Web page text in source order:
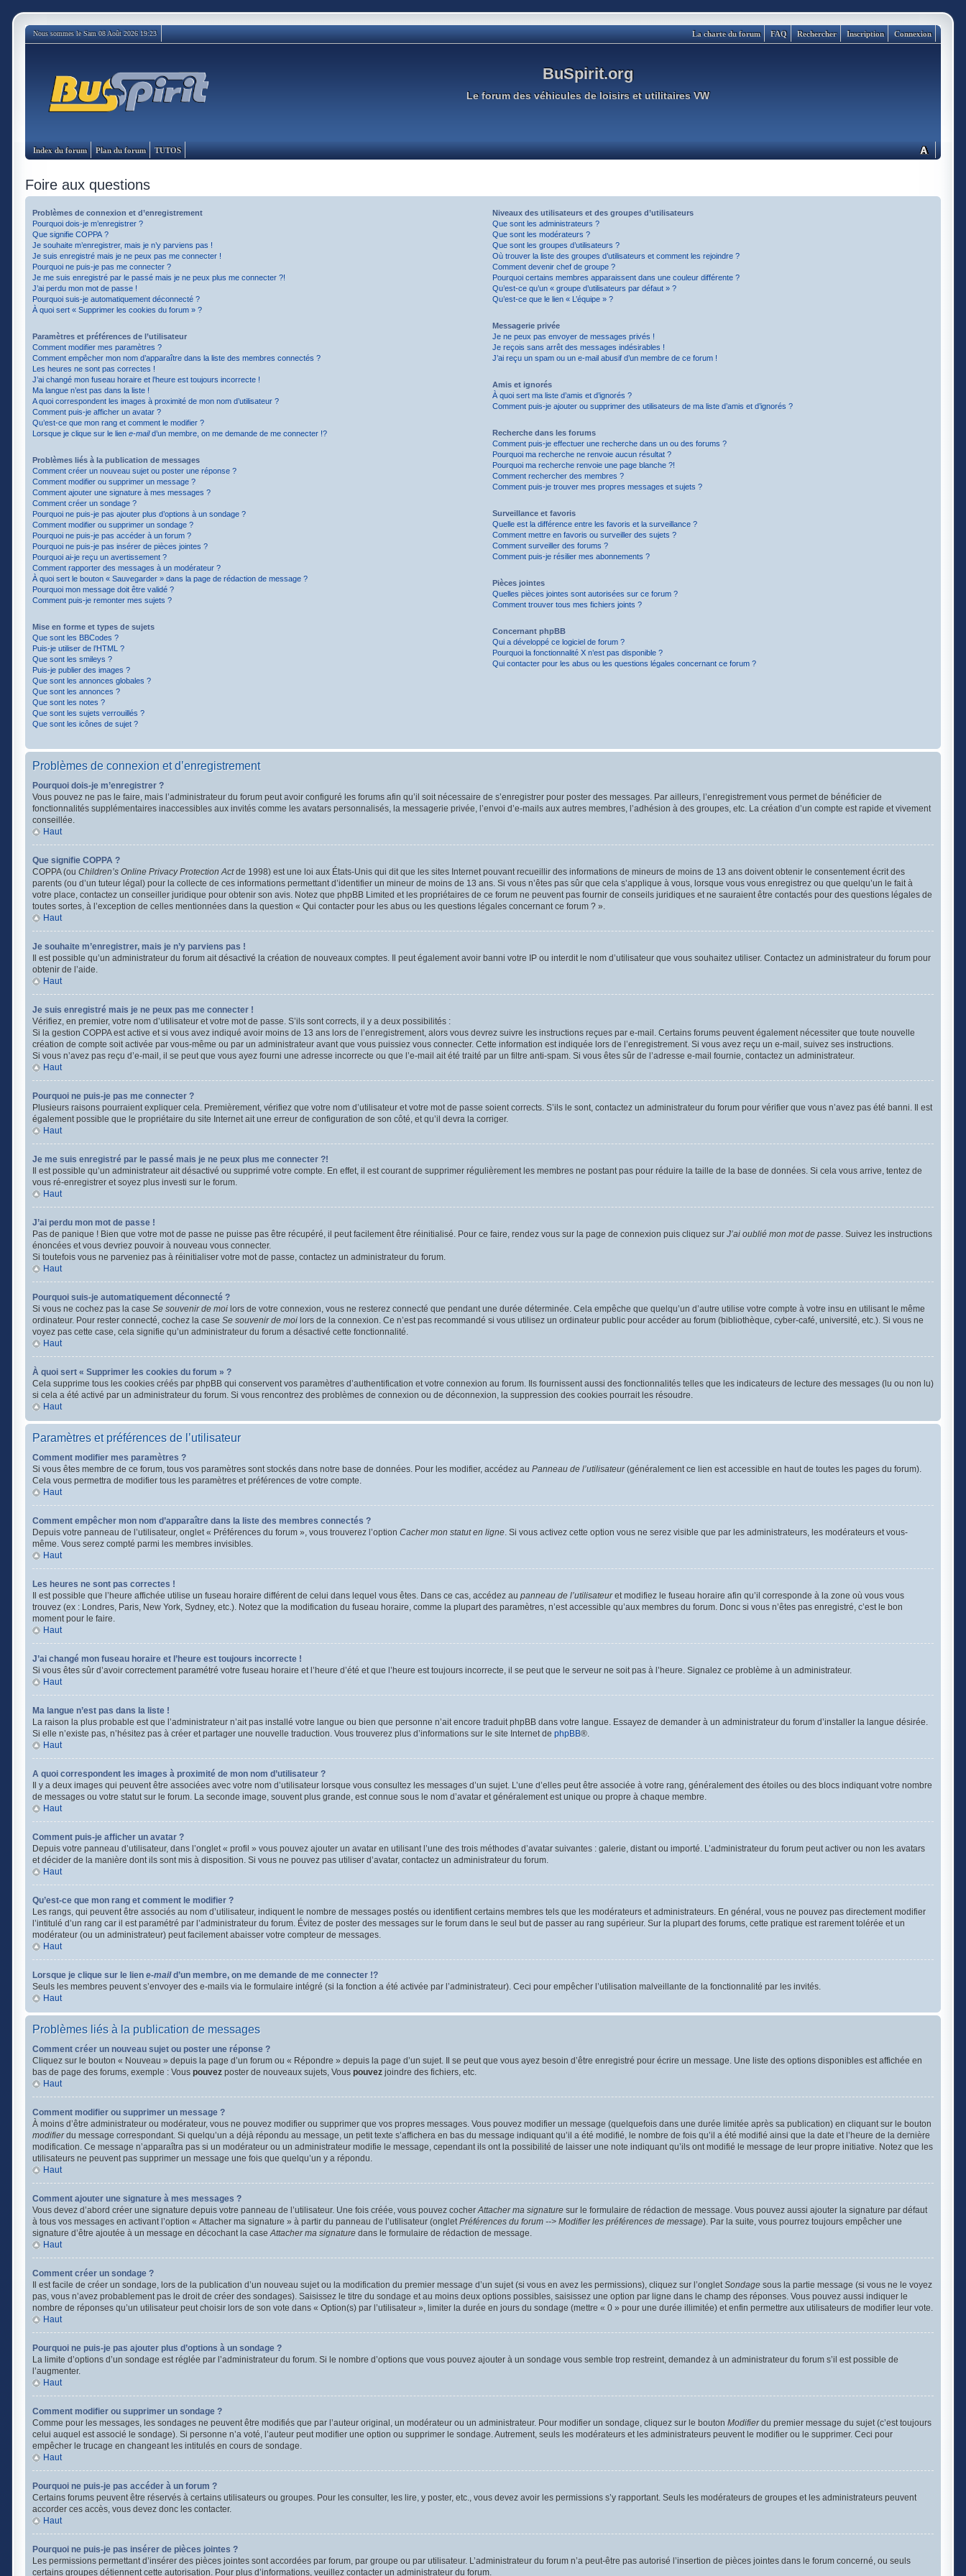
Nous sommes le Sam 08 Août 2026 19:23 Connexion
Inscription
Rechercher
FAQ
La charte du forum
BuSpirit.org
Le forum des véhicules de loisirs et utilitaires VW
Index du forum Plan du forum TUTOS
Foire aux questions
Problèmes de connexion et d’enregistrement
Pourquoi dois-je m’enregistrer ?
Que signifie COPPA ?
Je souhaite m’enregistrer, mais je n’y parviens pas !
Je suis enregistré mais je ne peux pas me connecter !
Pourquoi ne puis-je pas me connecter ?
Je me suis enregistré par le passé mais je ne peux plus me connecter ?!
J’ai perdu mon mot de passe !
Pourquoi suis-je automatiquement déconnecté ?
À quoi sert « Supprimer les cookies du forum » ?
Paramètres et préférences de l’utilisateur
Comment modifier mes paramètres ?
Comment empêcher mon nom d’apparaître dans la liste des membres connectés ?
Les heures ne sont pas correctes !
J’ai changé mon fuseau horaire et l’heure est toujours incorrecte !
Ma langue n’est pas dans la liste !
A quoi correspondent les images à proximité de mon nom d’utilisateur ?
Comment puis-je afficher un avatar ?
Qu’est-ce que mon rang et comment le modifier ?
Lorsque je clique sur le lien e-maild’un membre, on me demande de me connecter !?
Problèmes liés à la publication de messages
Comment créer un nouveau sujet ou poster une réponse ?
Comment modifier ou supprimer un message ?
Comment ajouter une signature à mes messages ?
Comment créer un sondage ?
Pourquoi ne puis-je pas ajouter plus d’options à un sondage ?
Comment modifier ou supprimer un sondage ?
Pourquoi ne puis-je pas accéder à un forum ?
Pourquoi ne puis-je pas insérer de pièces jointes ?
Pourquoi ai-je reçu un avertissement ?
Comment rapporter des messages à un modérateur ?
À quoi sert le bouton « Sauvegarder » dans la page de rédaction de message ?
Pourquoi mon message doit être validé ?
Comment puis-je remonter mes sujets ?
Mise en forme et types de sujets
Que sont les BBCodes ?
Puis-je utiliser de l’HTML ?
Que sont les smileys ?
Puis-je publier des images ?
Que sont les annonces globales ?
Que sont les annonces ?
Que sont les notes ?
Que sont les sujets verrouillés ?
Que sont les icônes de sujet ?
Niveaux des utilisateurs et des groupes d’utilisateurs
Que sont les administrateurs ?
Que sont les modérateurs ?
Que sont les groupes d’utilisateurs ?
Où trouver la liste des groupes d’utilisateurs et comment les rejoindre ?
Comment devenir chef de groupe ?
Pourquoi certains membres apparaissent dans une couleur différente ?
Qu’est-ce qu’un « groupe d’utilisateurs par défaut » ?
Qu’est-ce que le lien « L’équipe » ?
Messagerie privée
Je ne peux pas envoyer de messages privés !
Je reçois sans arrêt des messages indésirables !
J’ai reçu un spam ou un e-mail abusif d’un membre de ce forum !
Amis et ignorés
À quoi sert ma liste d’amis et d’ignorés ?
Comment puis-je ajouter ou supprimer des utilisateurs de ma liste d’amis et d’ignorés ?
Recherche dans les forums
Comment puis-je effectuer une recherche dans un ou des forums ?
Pourquoi ma recherche ne renvoie aucun résultat ?
Pourquoi ma recherche renvoie une page blanche ?!
Comment rechercher des membres ?
Comment puis-je trouver mes propres messages et sujets ?
Surveillance et favoris
Quelle est la différence entre les favoris et la surveillance ?
Comment mettre en favoris ou surveiller des sujets ?
Comment surveiller des forums ?
Comment puis-je résilier mes abonnements ?
Pièces jointes
Quelles pièces jointes sont autorisées sur ce forum ?
Comment trouver tous mes fichiers joints ?
Concernant phpBB
Qui a développé ce logiciel de forum ?
Pourquoi la fonctionnalité X n’est pas disponible ?
Qui contacter pour les abus ou les questions légales concernant ce forum ?
Problèmes de connexion et d’enregistrement
Pourquoi dois-je m’enregistrer ?
Vous pouvez ne pas le faire, mais l’administrateur du forum peut avoir configuré les forums afin qu’il soit nécessaire de s’enregistrer pour poster des messages. Par ailleurs, l’enregistrement vous permet de bénéficier de
fonctionnalités supplémentaires inaccessibles aux invités comme les avatars personnalisés, la messagerie privée, l’envoi d’e-mails aux autres membres, l’adhésion à des groupes, etc. La création d’un compte est rapide et vivement
conseillée.
Haut
Que signifie COPPA ?
COPPA (ou Children’s Online Privacy Protection Actde 1998) est une loi aux États-Unis qui dit que les sites Internet pouvant recueillir des informations de mineurs de moins de 13 ans doivent obtenir le consentement écrit des
parents (ou d’un tuteur légal) pour la collecte de ces informations permettant d’identifier un mineur de moins de 13 ans. Si vous n’êtes pas sûr que cela s’applique à vous, lorsque vous vous enregistrez ou que quelqu’un le fait à
votre place, contactez un conseiller juridique pour obtenir son avis. Notez que phpBB Limited et les propriétaires de ce forum ne peuvent pas fournir de conseils juridiques et ne sauraient être contactés pour des questions légales de
toutes sortes, à l’exception de celles mentionnées dans la question « Qui contacter pour les abus ou les questions légales concernant ce forum ? ».
Haut
Je souhaite m’enregistrer, mais je n’y parviens pas !
Il est possible qu’un administrateur du forum ait désactivé la création de nouveaux comptes. Il peut également avoir banni votre IP ou interdit le nom d’utilisateur que vous souhaitez utiliser. Contactez un administrateur du forum pour
obtenir de l’aide.
Haut
Je suis enregistré mais je ne peux pas me connecter !
Vérifiez, en premier, votre nom d’utilisateur et votre mot de passe. S’ils sont corrects, il y a deux possibilités :
Si la gestion COPPA est active et si vous avez indiqué avoir moins de 13 ans lors de l’enregistrement, alors vous devrez suivre les instructions reçues par e-mail. Certains forums peuvent également nécessiter que toute nouvelle
création de compte soit activée par vous-même ou par un administrateur avant que vous puissiez vous connecter. Cette information est indiquée lors de l’enregistrement. Si vous avez reçu un e-mail, suivez ses instructions.
Si vous n’avez pas reçu d’e-mail, il se peut que vous ayez fourni une adresse incorrecte ou que l’e-mail ait été traité par un filtre anti-spam. Si vous êtes sûr de l’adresse e-mail fournie, contactez un administrateur.
Haut
Pourquoi ne puis-je pas me connecter ?
Plusieurs raisons pourraient expliquer cela. Premièrement, vérifiez que votre nom d’utilisateur et votre mot de passe soient corrects. S’ils le sont, contactez un administrateur du forum pour vérifier que vous n’avez pas été banni. Il est
également possible que le propriétaire du site Internet ait une erreur de configuration de son côté, et qu’il devra la corriger.
Haut
Je me suis enregistré par le passé mais je ne peux plus me connecter ?!
Il est possible qu’un administrateur ait désactivé ou supprimé votre compte. En effet, il est courant de supprimer régulièrement les membres ne postant pas pour réduire la taille de la base de données. Si cela vous arrive, tentez de
vous ré-enregistrer et soyez plus investi sur le forum.
Haut
J’ai perdu mon mot de passe !
Pas de panique ! Bien que votre mot de passe ne puisse pas être récupéré, il peut facilement être réinitialisé. Pour ce faire, rendez vous sur la page de connexion puis cliquez sur J’ai oublié mon mot de passe. Suivez les instructions
énoncées et vous devriez pouvoir à nouveau vous connecter.
Si toutefois vous ne parveniez pas à réinitialiser votre mot de passe, contactez un administrateur du forum.
Haut
Pourquoi suis-je automatiquement déconnecté ?
Si vous ne cochez pas la case Se souvenir de moi lors de votre connexion, vous ne resterez connecté que pendant une durée déterminée. Cela empêche que quelqu’un d’autre utilise votre compte à votre insu en utilisant le même
ordinateur. Pour rester connecté, cochez la case Se souvenir de moi lors de la connexion. Ce n’est pas recommandé si vous utilisez un ordinateur public pour accéder au forum (bibliothèque, cyber-café, université, etc.). Si vous ne
voyez pas cette case, cela signifie qu’un administrateur du forum a désactivé cette fonctionnalité.
Haut
À quoi sert « Supprimer les cookies du forum » ?
Cela supprime tous les cookies créés par phpBB qui conservent vos paramètres d’authentification et votre connexion au forum. Ils fournissent aussi des fonctionnalités telles que les indicateurs de lecture des messages (lu ou non lu)
si cela a été activé par un administrateur du forum. Si vous rencontrez des problèmes de connexion ou de déconnexion, la suppression des cookies pourrait les résoudre.
Haut
Paramètres et préférences de l’utilisateur
Comment modifier mes paramètres ?
Si vous êtes membre de ce forum, tous vos paramètres sont stockés dans notre base de données. Pour les modifier, accédez au Panneau de l’utilisateur(généralement ce lien est accessible en haut de toutes les pages du forum).
Cela vous permettra de modifier tous les paramètres et préférences de votre compte.
Haut
Comment empêcher mon nom d’apparaître dans la liste des membres connectés ?
Depuis votre panneau de l’utilisateur, onglet « Préférences du forum », vous trouverez l’option Cacher mon statut en ligne. Si vous activez cette option vous ne serez visible que par les administrateurs, les modérateurs et vous-
même. Vous serez compté parmi les membres invisibles.
Haut
Les heures ne sont pas correctes !
Il est possible que l’heure affichée utilise un fuseau horaire différent de celui dans lequel vous êtes. Dans ce cas, accédez au panneau de l’utilisateuret modifiez le fuseau horaire afin qu’il corresponde à la zone où vous vous
trouvez (ex : Londres, Paris, New York, Sydney, etc.). Notez que la modification du fuseau horaire, comme la plupart des paramètres, n’est accessible qu’aux membres du forum. Donc si vous n’êtes pas enregistré, c’est le bon
moment pour le faire.
Haut
J’ai changé mon fuseau horaire et l’heure est toujours incorrecte !
Si vous êtes sûr d’avoir correctement paramétré votre fuseau horaire et l’heure d’été et que l’heure est toujours incorrecte, il se peut que le serveur ne soit pas à l’heure. Signalez ce problème à un administrateur.
Haut
Ma langue n’est pas dans la liste !
La raison la plus probable est que l’administrateur n’ait pas installé votre langue ou bien que personne n’ait encore traduit phpBB dans votre langue. Essayez de demander à un administrateur du forum d’installer la langue désirée.
Si elle n’existe pas, n’hésitez pas à créer et partager une nouvelle traduction. Vous trouverez plus d’informations sur le site Internet de phpBB®.
Haut
A quoi correspondent les images à proximité de mon nom d’utilisateur ?
Il y a deux images qui peuvent être associées avec votre nom d’utilisateur lorsque vous consultez les messages d’un sujet. L’une d’elles peut être associée à votre rang, généralement des étoiles ou des blocs indiquant votre nombre
de messages ou votre statut sur le forum. La seconde image, souvent plus grande, est connue sous le nom d’avatar et généralement est unique ou propre à chaque membre.
Haut
Comment puis-je afficher un avatar ?
Depuis votre panneau d’utilisateur, dans l’onglet « profil » vous pouvez ajouter un avatar en utilisant l’une des trois méthodes d’avatar suivantes : galerie, distant ou importé. L’administrateur du forum peut activer ou non les avatars
et décider de la manière dont ils sont mis à disposition. Si vous ne pouvez pas utiliser d’avatar, contactez un administrateur du forum.
Haut
Qu’est-ce que mon rang et comment le modifier ?
Les rangs, qui peuvent être associés au nom d’utilisateur, indiquent le nombre de messages postés ou identifient certains membres tels que les modérateurs et administrateurs. En général, vous ne pouvez pas directement modifier
l’intitulé d’un rang car il est paramétré par l’administrateur du forum. Évitez de poster des messages sur le forum dans le seul but de passer au rang supérieur. Sur la plupart des forums, cette pratique est rarement tolérée et un
modérateur (ou un administrateur) peut facilement abaisser votre compteur de messages.
Haut
Lorsque je clique sur le lien e-maild’un membre, on me demande de me connecter !?
Seuls les membres peuvent s’envoyer des e-mails via le formulaire intégré (si la fonction a été activée par l’administrateur). Ceci pour empêcher l’utilisation malveillante de la fonctionnalité par les invités.
Haut
Problèmes liés à la publication de messages
Comment créer un nouveau sujet ou poster une réponse ?
Cliquez sur le bouton « Nouveau » depuis la page d’un forum ou « Répondre » depuis la page d’un sujet. Il se peut que vous ayez besoin d’être enregistré pour écrire un message. Une liste des options disponibles est affichée en
bas de page des forums, exemple : Vous pouvez poster de nouveaux sujets, Vous pouvez joindre des fichiers, etc.
Haut
Comment modifier ou supprimer un message ?
À moins d’être administrateur ou modérateur, vous ne pouvez modifier ou supprimer que vos propres messages. Vous pouvez modifier un message (quelquefois dans une durée limitée après sa publication) en cliquant sur le bouton
modifierdu message correspondant. Si quelqu’un a déjà répondu au message, un petit texte s’affichera en bas du message indiquant qu’il a été modifié, le nombre de fois qu’il a été modifié ainsi que la date et l’heure de la dernière
modification. Ce message n’apparaîtra pas si un modérateur ou un administrateur modifie le message, cependant ils ont la possibilité de laisser une note indiquant qu’ils ont modifié le message de leur propre initiative. Notez que les
utilisateurs ne peuvent pas supprimer un message une fois que quelqu’un y a répondu.
Haut
Comment ajouter une signature à mes messages ?
Vous devez d’abord créer une signature depuis votre panneau de l’utilisateur. Une fois créée, vous pouvez cocherAttacher ma signature sur le formulaire de rédaction de message. Vous pouvez aussi ajouter la signature par défaut
à tous vos messages en activant l’option « Attacher ma signature » à partir du panneau de l’utilisateur (ongletPréférences du forum --> Modifier les préférences de message). Par la suite, vous pourrez toujours empêcher une
signature d’être ajoutée à un message en décochant la caseAttacher ma signature dans le formulaire de rédaction de message.
Haut
Comment créer un sondage ?
Il est facile de créer un sondage, lors de la publication d’un nouveau sujet ou la modification du premier message d’un sujet (si vous en avez les permissions), cliquez sur l’ongletSondage sous la partie message (si vous ne le voyez
pas, vous n’avez probablement pas le droit de créer des sondages). Saisissez le titre du sondage et au moins deux options possibles, saisissez une option par ligne dans le champ des réponses. Vous pouvez aussi indiquer le
nombre de réponses qu’un utilisateur peut choisir lors de son vote dans « Option(s) par l’utilisateur », limiter la durée en jours du sondage (mettre « 0 » pour une durée illimitée) et enfin permettre aux utilisateurs de modifier leur vote.
Haut
Pourquoi ne puis-je pas ajouter plus d’options à un sondage ?
La limite d’options d’un sondage est réglée par l’administrateur du forum. Si le nombre d’options que vous pouvez ajouter à un sondage vous semble trop restreint, demandez à un administrateur du forum s’il est possible de
l’augmenter.
Haut
Comment modifier ou supprimer un sondage ?
Comme pour les messages, les sondages ne peuvent être modifiés que par l’auteur original, un modérateur ou un administrateur. Pour modifier un sondage, cliquez sur le bouton Modifierdu premier message du sujet (c’est toujours
celui auquel est associé le sondage). Si personne n’a voté, l’auteur peut modifier une option ou supprimer le sondage. Autrement, seuls les modérateurs et les administrateurs peuvent le modifier ou le supprimer. Ceci pour
empêcher le trucage en changeant les intitulés en cours de sondage.
Haut
Pourquoi ne puis-je pas accéder à un forum ?
Certains forums peuvent être réservés à certains utilisateurs ou groupes. Pour les consulter, les lire, y poster, etc., vous devez avoir les permissions s’y rapportant. Seuls les modérateurs de groupes et les administrateurs peuvent
accorder ces accès, vous devez donc les contacter.
Haut
Pourquoi ne puis-je pas insérer de pièces jointes ?
Les permissions permettant d’insérer des pièces jointes sont accordées par forum, par groupe ou par utilisateur. L’administrateur du forum n’a peut-être pas autorisé l’insertion de pièces jointes dans le forum concerné, ou seuls
certains groupes détiennent cette autorisation. Pour plus d’informations, veuillez contacter un administrateur du forum.